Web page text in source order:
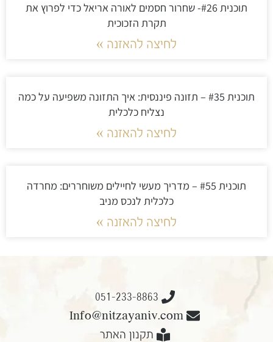
תוכנית #26- שחרור חסמים לאורה אריאל כדי לפרוץ את
תקרת הזכוכית
לחיצה להאזנה »
תוכנית #35 – תזונה פיננסית: איך התזונה משפיעה על כמה
נצליח כלכלית
לחיצה להאזנה »
תוכנית #55 – מדריך מעשי לחיילים משוחררים: מחרדה
כלכלית לנכס מניב
לחיצה להאזנה »
051-233-8863
Info@nitzayaniv.com
תקנון האתר